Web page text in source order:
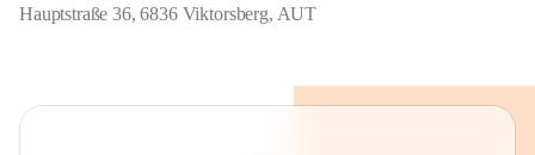
Hauptstraße 36, 6836 Viktorsberg, AUT